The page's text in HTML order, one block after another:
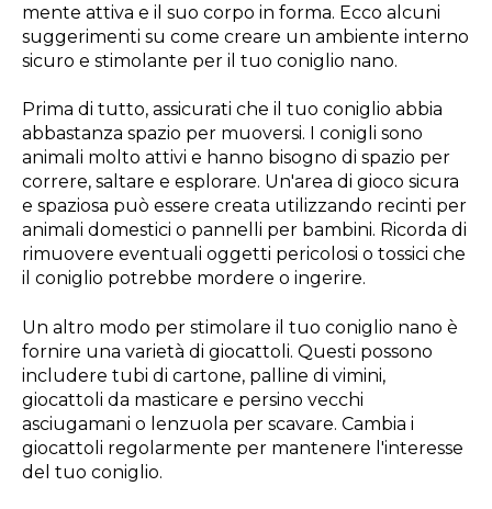
mente attiva e il suo corpo in forma. Ecco alcuni
suggerimenti su come creare un ambiente interno
sicuro e stimolante per il tuo coniglio nano.
Prima di tutto, assicurati che il tuo coniglio abbia
abbastanza spazio per muoversi. I conigli sono
animali molto attivi e hanno bisogno di spazio per
correre, saltare e esplorare. Un'area di gioco sicura
e spaziosa può essere creata utilizzando recinti per
animali domestici o pannelli per bambini. Ricorda di
rimuovere eventuali oggetti pericolosi o tossici che
il coniglio potrebbe mordere o ingerire.
Un altro modo per stimolare il tuo coniglio nano è
fornire una varietà di giocattoli. Questi possono
includere tubi di cartone, palline di vimini,
giocattoli da masticare e persino vecchi
asciugamani o lenzuola per scavare. Cambia i
giocattoli regolarmente per mantenere l'interesse
del tuo coniglio.